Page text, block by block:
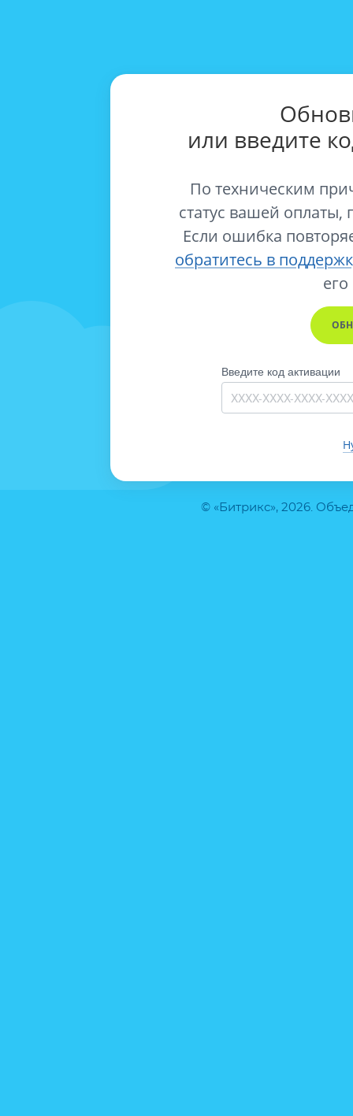
© «Битрикс», 2026.
или введите
По техническим
статус вашей оплаты,
Если ошибка
обратитесь в
его
Введите код активации